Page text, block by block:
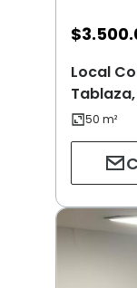
$
Local